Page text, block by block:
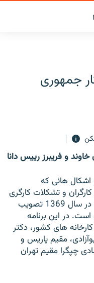
جمهورى
و فريبرز رييس دانا
اشکال هائى که
و تشکلات کارگرى
درمورد تغييرات احتمالى اين قانون که در سال 1369 تصويب
در اين برنامه
هاى کشور، دکتر
مقيم پاريس و
چپگرا مقيم تهران